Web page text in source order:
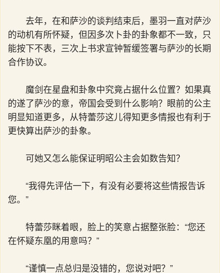
去年，在和萨沙的谈判结束后，墨羽一直对萨沙
的动机有所怀疑，但因多次卜卦的卦象都不一致，只
能按下不表，三次上书求宣钟暂缓签署与萨沙的长期
合作协议。
魔剑在星盘和卦象中究竟占据什么位置？如果真
的遂了萨沙的意，帝国会受到什么影响？眼前的公主
明显知道更多，从特蕾莎这儿得知更多情报也有利于
更快算出萨沙的卦象。
可她又怎么能保证明昭公主会如数告知？
“我得先评估一下，有没有必要将这些情报告诉
您。”
特蕾莎眯着眼，脸上的笑意占据整张脸：“您还
在怀疑东凰的用意吗？”
“谨慎一点总归是没错的，您说对吧？”